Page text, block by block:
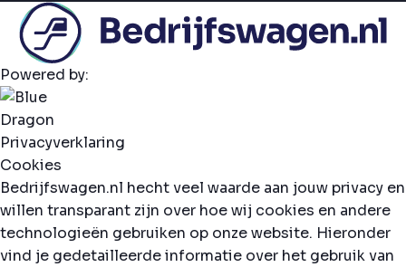
Powered by:
Privacyverklaring
Cookies
Bedrijfswagen.nl hecht veel waarde aan jouw privacy en
willen transparant zijn over hoe wij cookies en andere
technologieën gebruiken op onze website. Hieronder
vind je gedetailleerde informatie over het gebruik van